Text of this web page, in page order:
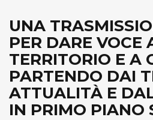
UNA
PER DARE VOCE
TERRITORIO E A
PARTENDO DAI
ATTUALITÀ E
IN PRIMO PIANO